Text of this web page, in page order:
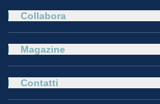
Collabora
Magazine
Contatti